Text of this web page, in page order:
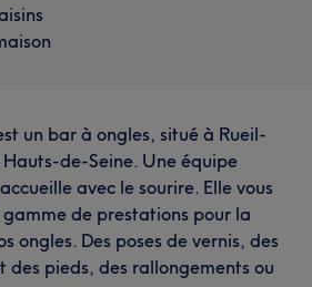
un bar à ongles, situé à Rueil-
de-Seine. Une équipe
avec le sourire. Elle vous
de prestations pour la
ongles. Des poses de vernis, des
des pieds, des rallongements ou